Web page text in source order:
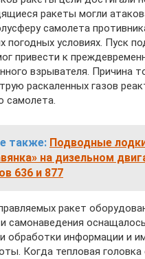
ракеты могли
самолета
погодных условиях. Пуск
привести к
взрывателя. Причина
раскаленных газов
самолета.
также: Подводные
на дизельном
636 и 877
ракет
самонаведения
обработки информации и
Когда тепловая